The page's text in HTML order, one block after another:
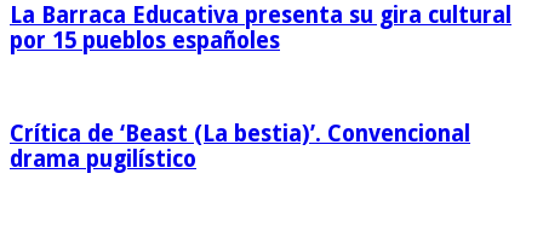
La Barraca Educativa presenta su gira cultural
por 15 pueblos españoles
Crítica de ‘Beast (La bestia)’. Convencional
drama pugilístico